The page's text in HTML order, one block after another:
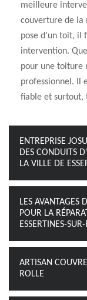
meilleure
couverture de la
pose d’un toit, il
intervention.
pour une toiture
professionnel. Il
fiable et surtout,
ENTREPRISE
DES CONDUITS
LA VILLE DE
LES AVANTAGES
POUR LA
ESSERTINES-
ARTISAN
ROLLE